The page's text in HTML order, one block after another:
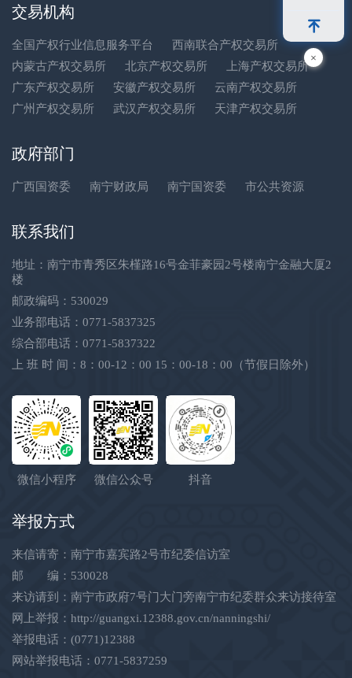
交易机构
全国产权行业信息服务平台
西南联合产权交易所
内蒙古产权交易所
北京产权交易所
上海产权交易所
广东产权交易所
安徽产权交易所
云南产权交易所
广州产权交易所
武汉产权交易所 天津产权交易所
政府部门
广西国资委 南宁财政局 南宁国资委 市公共资源
联系我们
地址：南宁市青秀区朱槿路16号金菲豪园2号楼南宁金融大厦2
楼
邮政编码：530029
业务部电话：0771-5837325
综合部电话：0771-5837322
上 班 时 间：8：00-12：00 15：00-18：00（节假日除外）
微信小程序 微信公众号 抖音
举报方式
来信请寄：南宁市嘉宾路2号市纪委信访室
邮 编：530028
来访请到：南宁市政府7号门大门旁南宁市纪委群众来访接待室
网上举报： http://guangxi.12388.gov.cn/nanningshi/
举报电话：(0771)12388
网站举报电话：0771-5837259
×